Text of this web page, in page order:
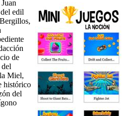
Juan
edil
de
Miel,
histórico
del